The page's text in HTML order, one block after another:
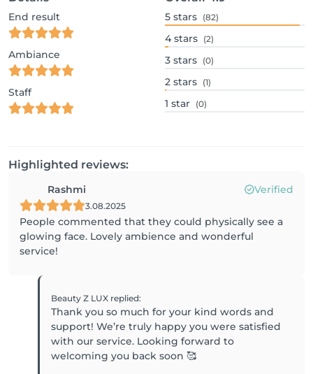
End result
Ambiance
Staff
5 stars (82)
4 stars (2)
3 stars (0)
2 stars (1)
1 star (0)
Highlighted reviews:
Rashmi Verified
3.08.2025
People commented that they could physically see a
glowing face. Lovely ambience and wonderful
service!
Beauty Z LUX replied:
Thank you so much for your kind words and
support! We’re truly happy you were satisfied
with our service. Looking forward to